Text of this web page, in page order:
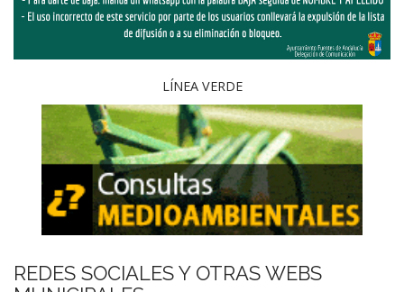
LÍNEA VERDE
REDES SOCIALES Y OTRAS WEBS